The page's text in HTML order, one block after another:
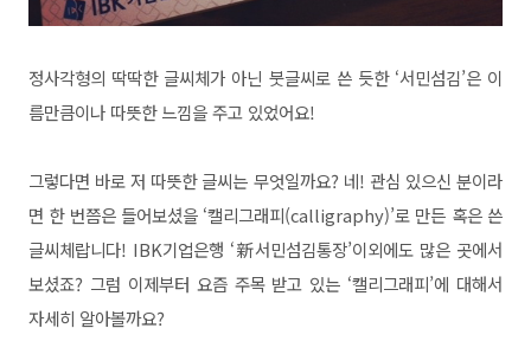
정사각형의 딱딱한 글씨체가 아닌 붓글씨로 쓴 듯한 ‘서민섬김’은 이
름만큼이나 따뜻한 느낌을 주고 있었어요!
그렇다면 바로 저 따뜻한 글씨는 무엇일까요? 네! 관심 있으신 분이라
면 한 번쯤은 들어보셨을 ‘캘리그래피(calligraphy)’로 만든 혹은 쓴
글씨체랍니다! IBK기업은행 ‘新서민섬김통장’이외에도 많은 곳에서
보셨죠? 그럼 이제부터 요즘 주목 받고 있는 ‘캘리그래피’에 대해서
자세히 알아볼까요?